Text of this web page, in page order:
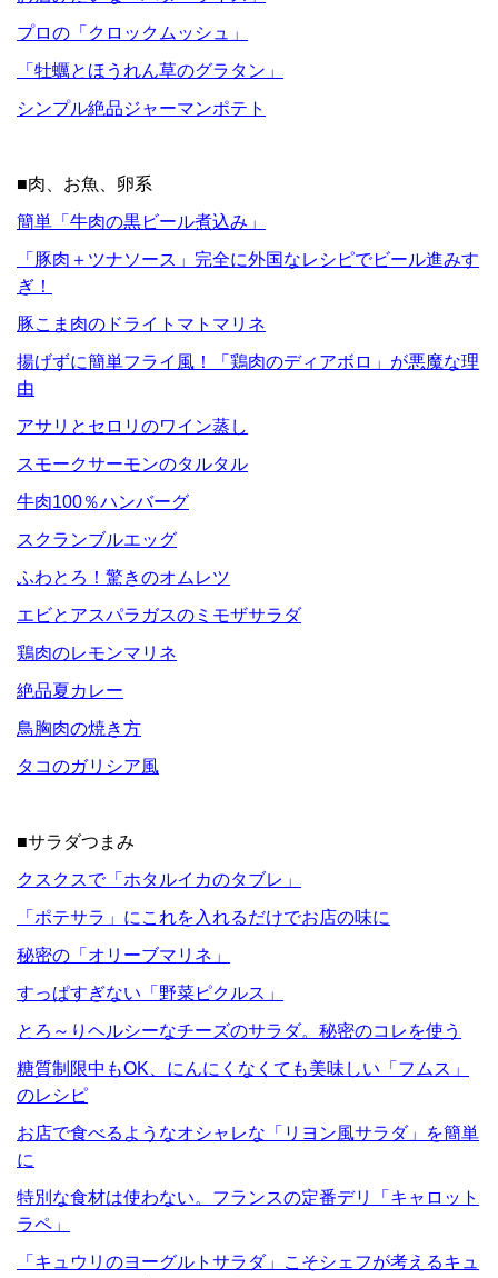
プロの「クロックムッシュ」
「牡蠣とほうれん草のグラタン」
シンプル絶品ジャーマンポテト
■肉、お魚、卵系
簡単「牛肉の黒ビール煮込み」
「豚肉＋ツナソース」完全に外国なレシピでビール進みす
ぎ！
豚こま肉のドライトマトマリネ
揚げずに簡単フライ風！「鶏肉のディアボロ」が悪魔な理
由
アサリとセロリのワイン蒸し
スモークサーモンのタルタル
牛肉100％ハンバーグ
スクランブルエッグ
ふわとろ！驚きのオムレツ
エビとアスパラガスのミモザサラダ
鶏肉のレモンマリネ
絶品夏カレー
鳥胸肉の焼き方
タコのガリシア風
■サラダつまみ
クスクスで「ホタルイカのタブレ」
「ポテサラ」にこれを入れるだけでお店の味に
秘密の「オリーブマリネ」
すっぱすぎない「野菜ピクルス」
とろ～りヘルシーなチーズのサラダ。秘密のコレを使う
糖質制限中もOK、にんにくなくても美味しい「フムス」
のレシピ
お店で食べるようなオシャレな「リヨン風サラダ」を簡単
に
特別な食材は使わない。フランスの定番デリ「キャロット
ラペ」
「キュウリのヨーグルトサラダ」こそシェフが考えるキュ